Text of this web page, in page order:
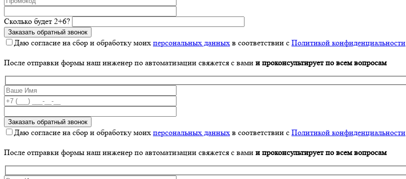
Сколько будет 2+6?
Даю согласие на сбор и обработку моих персональных данных в соответствии с Политикой конфиденциальности
После отправки формы наш инженер по автоматизации свяжется с вами и проконсультирует по всем вопросам
Даю согласие на сбор и обработку моих персональных данных в соответствии с Политикой конфиденциальности
После отправки формы наш инженер по автоматизации свяжется с вами и проконсультирует по всем вопросам